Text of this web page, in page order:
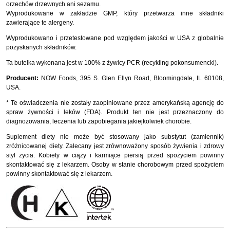
orzechów drzewnych ani sezamu.
Wyprodukowane w zakładzie GMP, który przetwarza inne składniki
zawierające te alergeny.
Wyprodukowano i przetestowane pod względem jakości w USA z globalnie
pozyskanych składników.
Ta butelka wykonana jest w 100% z żywicy PCR (recykling pokonsumencki).
Producent: NOW Foods, 395 S. Glen Ellyn Road, Bloomingdale, IL 60108,
USA.
* Te oświadczenia nie zostały zaopiniowane przez amerykańską agencję do
spraw żywności i leków (FDA). Produkt ten nie jest przeznaczony do
diagnozowania, leczenia lub zapobiegania jakiejkolwiek chorobie.
Suplement diety nie może być stosowany jako substytut (zamiennik)
zróżnicowanej diety. Zalecany jest zrównoważony sposób żywienia i zdrowy
styl życia. Kobiety w ciąży i karmiące piersią przed spożyciem powinny
skontaktować się z lekarzem. Osoby w stanie chorobowym przed spożyciem
powinny skontaktować się z lekarzem.